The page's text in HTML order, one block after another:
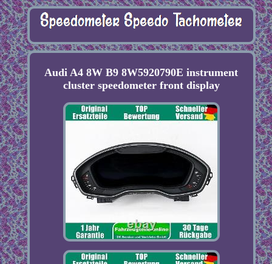
Audi A4 8W B9 8W5920790E instrument
cluster speedometer front display